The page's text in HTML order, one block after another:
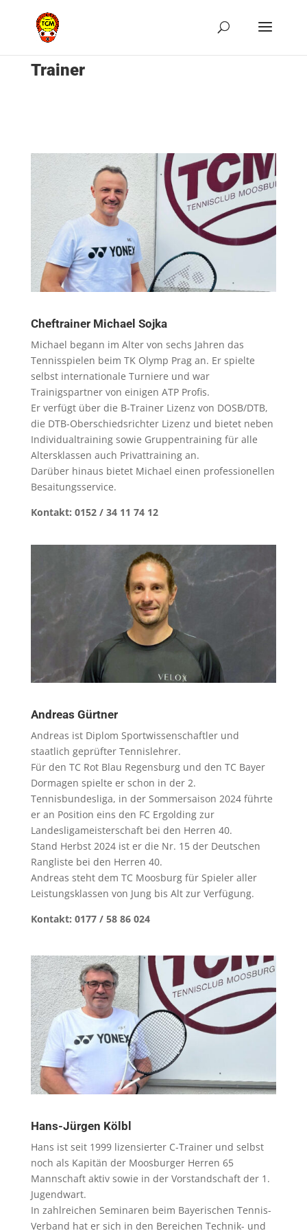
Trainer
Cheftrainer Michael Sojka
Michael begann im Alter von sechs Jahren das
Tennisspielen beim TK Olymp Prag an. Er spielte
selbst internationale Turniere und war
Trainigspartner von einigen ATP Profis.
Er verfügt über die B-Trainer Lizenz von DOSB/DTB,
die DTB-Oberschiedsrichter Lizenz und bietet neben
Individualtraining sowie Gruppentraining für alle
Altersklassen auch Privattraining an.
Darüber hinaus bietet Michael einen professionellen
Besaitungsservice.
Kontakt: 0152 / 34 11 74 12
Andreas Gürtner
Andreas ist Diplom Sportwissenschaftler und
staatlich geprüfter Tennislehrer.
Für den TC Rot Blau Regensburg und den TC Bayer
Dormagen spielte er schon in der 2.
Tennisbundesliga, in der Sommersaison 2024 führte
er an Position eins den FC Ergolding zur
Landesligameisterschaft bei den Herren 40.
Stand Herbst 2024 ist er die Nr. 15 der Deutschen
Rangliste bei den Herren 40.
Andreas steht dem TC Moosburg für Spieler aller
Leistungsklassen von Jung bis Alt zur Verfügung.
Kontakt: 0177 / 58 86 024
Hans-Jürgen Kölbl
Hans ist seit 1999 lizensierter C-Trainer und selbst
noch als Kapitän der Moosburger Herren 65
Mannschaft aktiv sowie in der Vorstandschaft der 1.
Jugendwart.
In zahlreichen Seminaren beim Bayerischen Tennis-
Verband hat er sich in den Bereichen Technik- und